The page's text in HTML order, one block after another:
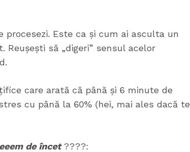
Este ca și cum ai asculta un
să „digeri” sensul acelor
care arată că până și 6 minute de
cu până la 60% (hei, mai ales dacă te
de încet????: